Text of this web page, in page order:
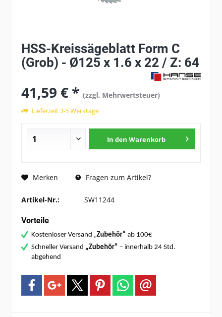
HSS-Kreissägeblatt Form C
(Grob) - Ø125 x 1.6 x 22 / Z: 64
41,59 € *(zzgl. Mehrwertsteuer)
Lieferzeit 3-5 Werktage
In den Warenkorb
Merken Fragen zum Artikel?
Artikel-Nr.: SW11244
Vorteile
Kostenloser Versand „Zubehör“ ab 100€
Schneller Versand „Zubehör“ – innerhalb 24 Std.
abgehend